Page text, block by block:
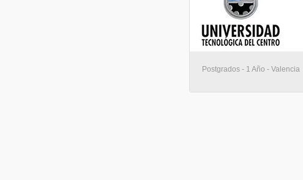
Postgrados - 1 Año - Valencia